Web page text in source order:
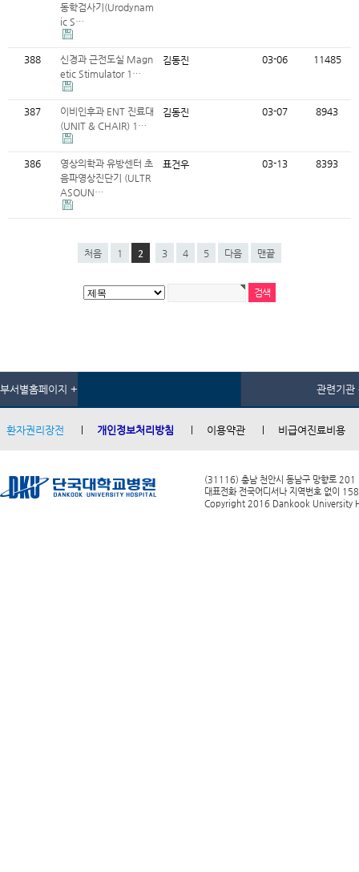
동학검사기(Urodynam
ic S…
388
신경과 근전도실 Magn
etic Stimulator 1…
김동진 03-06 11485
387
이비인후과 ENT 진료대
(UNIT & CHAIR) 1…
김동진 03-07 8943
386
영상의학과 유방센터 초
음파영상진단기 (ULTR
ASOUN…
표건우 03-13 8393
처음 1 2 3 4 5 다음 맨끝
부서별홈페이지 + 관련기관
환자권리장전 개인정보처리방침 이용약관 비급여진료비용
(31116) 충남 천안시 동남구 망향로 201
대표전화 전국어디서나 지역번호 없이
Copyright 2016 Dankook University